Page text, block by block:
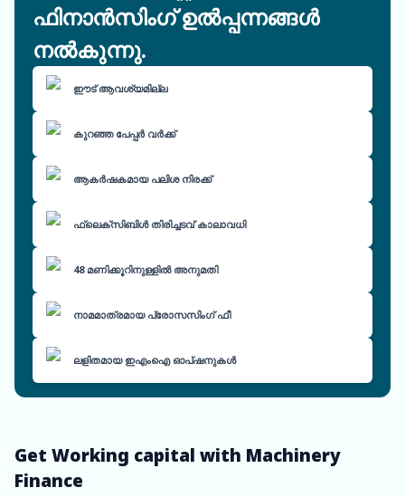
ഫിനാൻസിംഗ് ഉൽപ്പന്നങ്ങൾ
നൽകുന്നു.
ഈട് ആവശ്യമില്ല
കുറഞ്ഞ പേപ്പർ വർക്ക്
ആകർഷകമായ പലിശ നിരക്ക്
ഫ്ലെക്സിബിൾ തിരിച്ചടവ് കാലാവധി
48 മണിക്കൂറിനുള്ളിൽ അനുമതി
നാമമാത്രമായ പ്രോസസിംഗ് ഫീ
ലളിതമായ ഇഎംഐ ഓപ്ഷനുകൾ
Get Working capital with Machinery
Finance